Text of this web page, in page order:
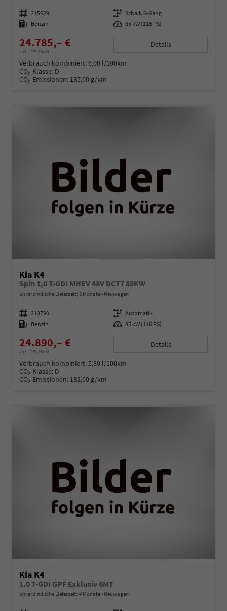
Fahrzeugnummer 215629 Getriebe Schalt. 6-Gang
Kraftstoff Benzin Leistung 85 kW (116 PS)
24.785,– €
incl. 19% MwSt.
Details
Verbrauch kombiniert:6,00 l/100km
CO2-Klasse: D
CO2-Emissionen: 135,00 g/km
Kia K4
Spin 1,0 T-GDI MHEV 48V DCT7 85KW
unverbindliche Lieferzeit: 3 Monate Neuwagen
Fahrzeugnummer 213790 Getriebe Automatik
Kraftstoff Benzin Leistung 85 kW (116 PS)
24.890,– €
incl. 19% MwSt.
Details
Verbrauch kombiniert:5,80 l/100km
CO2-Klasse: D
CO2-Emissionen: 132,00 g/km
Kia K4
1.0 T-GDI GPF Exklusiv 6MT
unverbindliche Lieferzeit: 4 Monate Neuwagen